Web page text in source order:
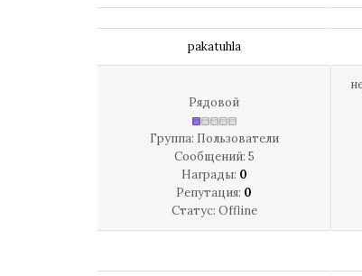
pakatuhla
Рядовой
Группа: Пользователи
Сообщений: 5
Награды: 0
Репутация: 0
Статус: Offline